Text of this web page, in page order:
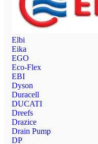
Elbi
Eika
EGO
Eco-Flex
EBI
Dyson
Duracell
DUCATI
Dreefs
Drazice
Drain Pump
DP